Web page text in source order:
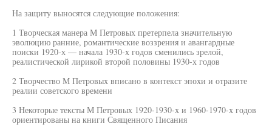
На защиту выносятся следующие положения:
1 Творческая манера М Петровых претерпела значительную
эволюцию ранние, романтические воззрения и авангардные
поиски 1920-х — начала 1930-х годов сменились зрелой,
реалистической лирикой второй половины 1930-х годов
2 Творчество М Петровых вписано в контекст эпохи и отразите
реалии советского времени
3 Некоторые тексты М Петровых 1920-1930-х и 1960-1970-х годов
ориентированы на книги Священного Писания